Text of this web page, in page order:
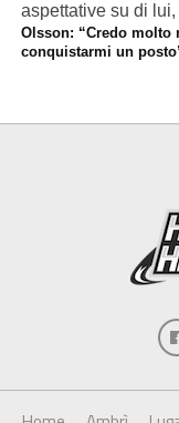
aspettative su di
Olsson: “Credo molto
conquistarmi un